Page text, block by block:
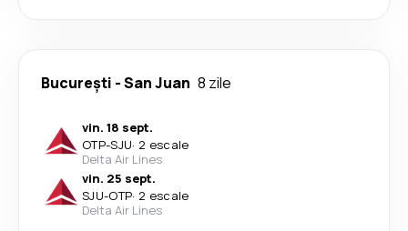
București -San Juan 8 zile
vin. 18 sept.
OTP-SJU· 2 escale
Delta Air Lines
vin. 25 sept.
SJU-OTP· 2 escale
Delta Air Lines